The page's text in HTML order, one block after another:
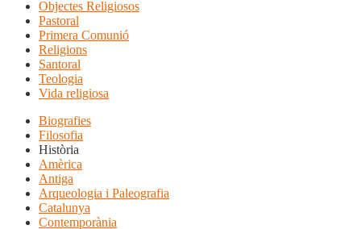
Objectes Religiosos
Pastoral
Primera Comunió
Religions
Santoral
Teologia
Vida religiosa
Biografies
Filosofia
Història
Amèrica
Antiga
Arqueologia i Paleografia
Catalunya
Contemporània